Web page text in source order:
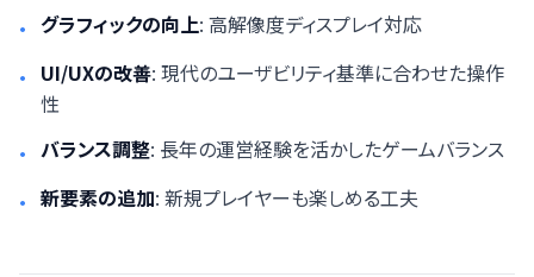
• グラフィックの向上: 高解像度ディスプレイ対応
• UI/UXの改善: 現代のユーザビリティ基準に合わせた操作
性
• バランス調整: 長年の運営経験を活かしたゲームバランス
• 新要素の追加: 新規プレイヤーも楽しめる工夫